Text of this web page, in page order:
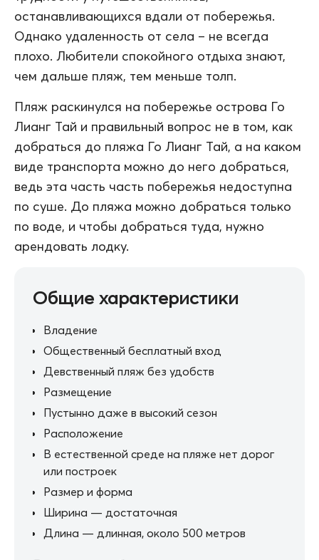
останавливающихся вдали от побережья.
Однако удаленность от села – не всегда
плохо. Любители спокойного отдыха знают,
чем дальше пляж, тем меньше толп.
Пляж раскинулся на побережье острова Го
Лианг Тай и правильный вопрос не в том, как
добраться до пляжа Го Лианг Тай, а на каком
виде транспорта можно до него добраться,
ведь эта часть часть побережья недоступна
по суше. До пляжа можно добраться только
по воде, и чтобы добраться туда, нужно
арендовать лодку.
Общие характеристики
Владение
Общественный бесплатный вход
Девственный пляж без удобств
Размещение
Пустынно даже в высокий сезон
Расположение
В естественной среде на пляже нет дорог
или построек
Размер и форма
Ширина — достаточная
Длина — длинная, около 500 метров